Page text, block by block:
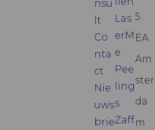
nsu
lt
Co
nta
ct
Nie
uws
brie
Las
erM
e
Pee
ling
s
Zaff
5
EA
Am
ster
da
m